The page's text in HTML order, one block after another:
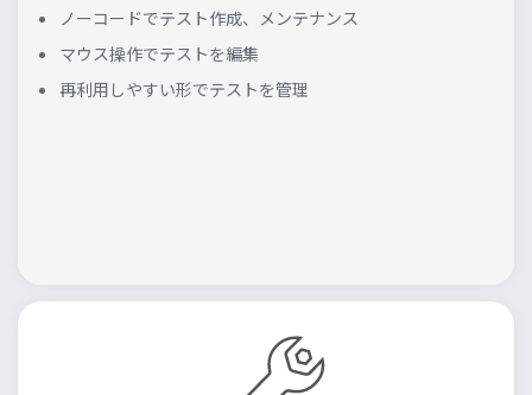
ノーコードでテスト作成、メンテナンス
マウス操作でテストを編集
再利用しやすい形でテストを管理